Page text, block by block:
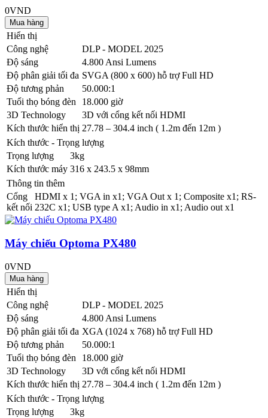
0VND
Hiển thị
Công nghệ
DLP - MODEL 2025
Độ sáng
4.800 Ansi Lumens
Độ phân giải tối đa SVGA (800 x 600) hỗ trợ Full HD
Độ tương phản
50.000:1
Tuổi thọ bóng đèn
18.000 giờ
3D Technology
3D với cổng kết nối HDMI
Kích thước hiển thị 27.78 – 304.4 inch ( 1.2m đến 12m )
Kích thước - Trọng lượng
Trọng lượng
3kg
Kích thước máy 316 x 243.5 x 98mm
Thông tin thêm
Cổng
kết nối
HDMI x 1; VGA in x1; VGA Out x 1; Composite x1; RS-
232C x1; USB type A x1; Audio in x1; Audio out x1
Máy chiếu Optoma PX480
0VND
Hiển thị
Công nghệ
DLP - MODEL 2025
Độ sáng
4.800 Ansi Lumens
Độ phân giải tối đa XGA (1024 x 768) hỗ trợ Full HD
Độ tương phản
50.000:1
Tuổi thọ bóng đèn
18.000 giờ
3D Technology
3D với cổng kết nối HDMI
Kích thước hiển thị 27.78 – 304.4 inch ( 1.2m đến 12m )
Kích thước - Trọng lượng
Trọng lượng
3kg